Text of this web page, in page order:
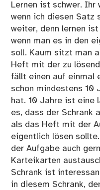
Lernen ist schwer. Ihr
wenn ich diesen Satz
weiter, denn lernen
wenn man es in den
soll. Kaum sitzt man
Heft mit der zu
fällt einen auf einmal
schon mindestens 10
hat. 10 Jahre ist eine
es, dass der Schrank
als das Heft mit der
eigentlich lösen
der Aufgabe auch
Karteikarten
Schrank ist
in diesem Schrank,